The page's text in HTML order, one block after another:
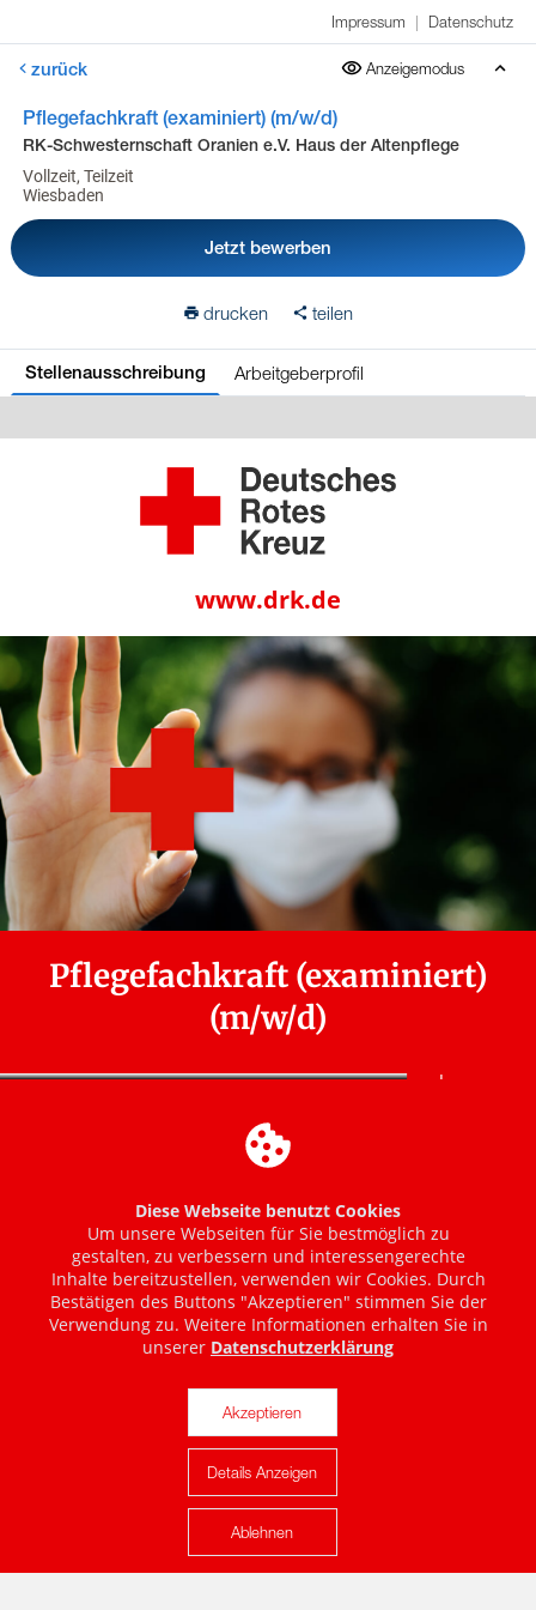
Impressum | Datenschutz
zurück Anzeigemodus
Pflegefachkraft (examiniert) (m/w/d)
RK-Schwesternschaft Oranien e.V. Haus der Altenpflege
Vollzeit, Teilzeit
Wiesbaden
Jetzt bewerben
drucken teilen
Stellenausschreibung Arbeitgeberprofil
Karte anzeigen
Diese Webseite benutzt Cookies
Um unsere Webseiten für Sie bestmöglich zu
gestalten, zu verbessern und interessengerechte
Inhalte bereitzustellen, verwenden wir Cookies. Durch
Bestätigen des Buttons "Akzeptieren" stimmen Sie der
Verwendung zu. Weitere Informationen erhalten Sie in
unserer Datenschutzerklärung
Akzeptieren
Details Anzeigen
Ablehnen